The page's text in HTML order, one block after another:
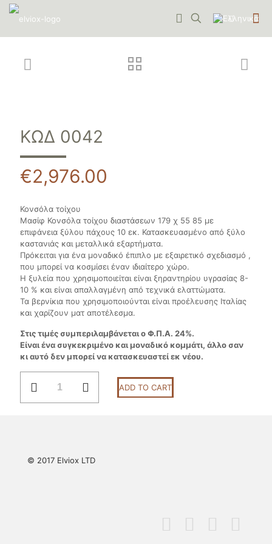
ΚΩΔ 0042
€2,976.00
Κονσόλα τοίχου
Μασίφ Κονσόλα τοίχου διαστάσεων 179 χ 55 85 με
επιφάνεια ξύλου πάχους 10 εκ. Κατασκευασμένο από ξύλο
καστανιάς και μεταλλικά εξαρτήματα.
Πρόκειται για ένα μοναδικό έπιπλο με εξαιρετικό σχεδιασμό ,
που μπορεί να κοσμίσει έναν ιδιαίτερο χώρο.
Η ξυλεία που χρησιμοποιείται είναι ξηραντηρίου υγρασίας 8-
10 % και είναι απαλλαγμένη από τεχνικά ελαττώματα.
Τα βερνίκια που χρησιμοποιούνται είναι προέλευσης Ιταλίας
και χαρίζουν ματ αποτέλεσμα.
Στις τιμές συμπεριλαμβάνεται ο Φ.Π.Α. 24%.
Είναι ένα συγκεκριμένο και μοναδικό κομμάτι, άλλο σαν
κι αυτό δεν μπορεί να κατασκευαστεί εκ νέου.
ADD TO CART
© 2017 Elviox LTD